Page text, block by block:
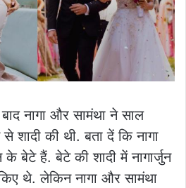
नागा और सामंथा ने साल
शादी की थी. बता दें कि नागा
के बेटे हैं. बेटे की शादी में नागार्जुन
थे. लेकिन नागा और सामंथा